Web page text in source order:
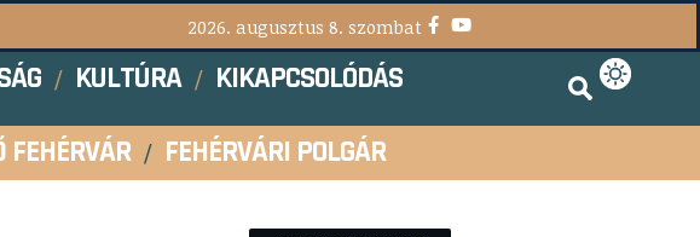
2026. augusztus 8. szombat
KULTÚRA
KIKAPCSOLÓDÁS
FEHÉRVÁR FEHÉRVÁRI POLGÁR